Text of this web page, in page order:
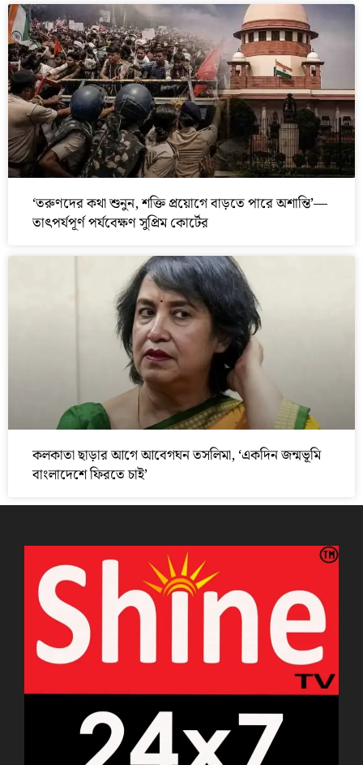
‘তরুণদের কথা শুনুন, শক্তি প্রয়োগে বাড়তে পারে অশান্তি’—
তাৎপর্যপূর্ণ পর্যবেক্ষণ সুপ্রিম কোর্টের
কলকাতা ছাড়ার আগে আবেগঘন তসলিমা, ‘একদিন জন্মভূমি
বাংলাদেশে ফিরতে চাই’